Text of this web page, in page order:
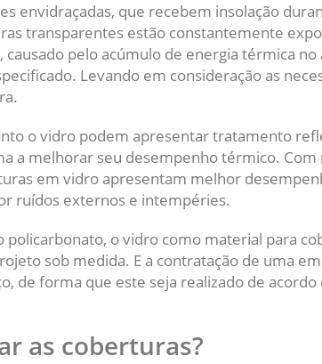
envidraçadas, que recebem insolação
transparentes estão constantemente
causado pelo acúmulo de energia térmica
Levando em consideração as
o vidro podem apresentar tratamento
a melhorar seu desempenho térmico. Com
em vidro apresentam melhor
ruídos externos e intempéries.
policarbonato, o vidro como material para
sob medida. E a contratação de uma
de forma que este seja realizado de
as coberturas?